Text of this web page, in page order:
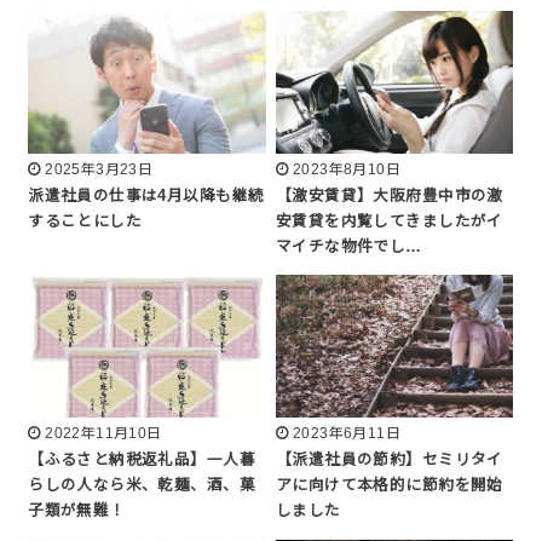
2025年3月23日
派遣社員の仕事は4月以降も継続
することにした
2023年8月10日
【激安賃貸】大阪府豊中市の激
安賃貸を内覧してきましたがイ
マイチな物件でし…
2022年11月10日
【ふるさと納税返礼品】一人暮
らしの人なら米、乾麺、酒、菓
子類が無難！
2023年6月11日
【派遣社員の節約】セミリタイ
アに向けて本格的に節約を開始
しました